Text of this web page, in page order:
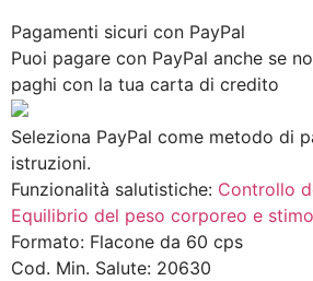
Pagamenti sicuri con PayPal
Puoi pagare con PayPal anche se
paghi con la tua carta di credito
Seleziona PayPal come metodo di
istruzioni.
Funzionalità salutistiche: Controllo
Equilibrio del peso corporeo e
Formato: Flacone da 60 cps
Cod. Min. Salute: 20630